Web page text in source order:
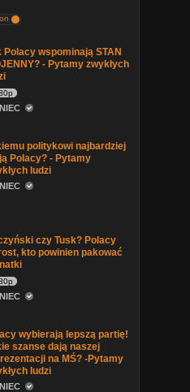
on
Polacy wspominają STAN
- Pytamy zwykłych
politykowi najbardziej
Polacy? - Pytamy
ludzi
czy Tusk? Polacy
kto powinien pakować
wybierają lepszą partię!
szanse dają naszej
na MŚ? -Pytamy
ludzi